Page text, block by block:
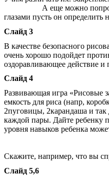
А еще можно попросить
глазами пусть он
Слайд 3
В качестве безопасного
очень хорошо подойдет
оздоравливающее действие и
Слайд 4
Развивающая игра «Рисовые
емкость для риса (напр,
2пуговицы, 2карандаша и так
каждой пары. Дайте ребенку
уровня навыков ребенка
Скажите, например, что вы
Слайд 5,6